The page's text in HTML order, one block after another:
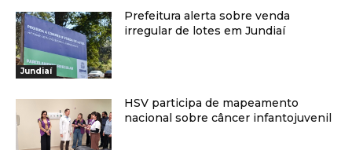
Jundiaí
Prefeitura alerta sobre venda
irregular de lotes em Jundiaí
HSV participa de mapeamento
nacional sobre câncer infantojuvenil